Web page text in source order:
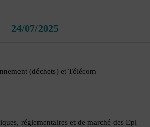
24/07/2025
(déchets) et Télécom
réglementaires et de marché des Epl